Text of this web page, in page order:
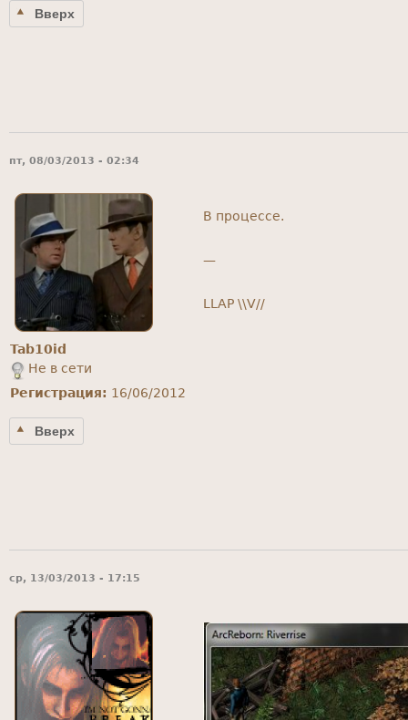
Вверх
пт, 08/03/2013 - 02:34
Tab10id
Не в сети
Регистрация: 16/06/2012
В процессе.
—
LLAP \\V//
Вверх
ср, 13/03/2013 - 17:15